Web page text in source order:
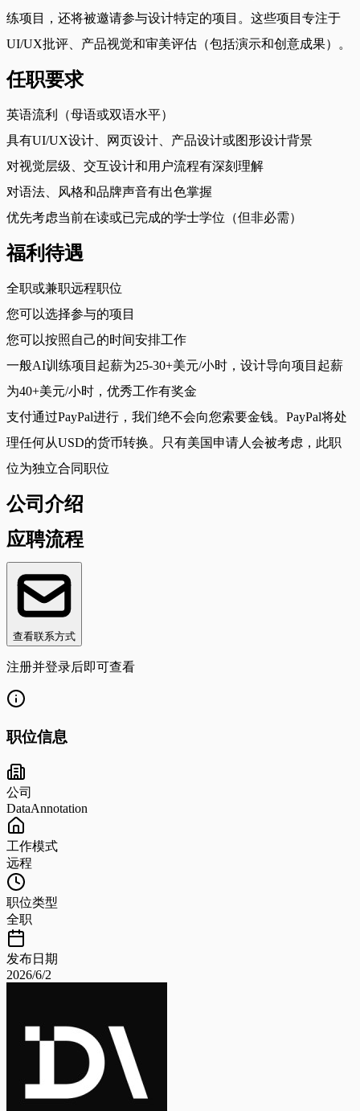
练项目，还将被邀请参与设计特定的项目。这些项目专注于
UI/UX批评、产品视觉和审美评估（包括演示和创意成果）。
任职要求
英语流利（母语或双语水平）
具有UI/UX设计、网页设计、产品设计或图形设计背景
对视觉层级、交互设计和用户流程有深刻理解
对语法、风格和品牌声音有出色掌握
优先考虑当前在读或已完成的学士学位（但非必需）
福利待遇
全职或兼职远程职位
您可以选择参与的项目
您可以按照自己的时间安排工作
一般AI训练项目起薪为25-30+美元/小时，设计导向项目起薪
为40+美元/小时，优秀工作有奖金
支付通过PayPal进行，我们绝不会向您索要金钱。PayPal将处
理任何从USD的货币转换。只有美国申请人会被考虑，此职
位为独立合同职位
公司介绍
应聘流程
查看联系方式
注册并登录后即可查看
职位信息
公司
DataAnnotation
工作模式
远程
职位类型
全职
发布日期
2026/6/2